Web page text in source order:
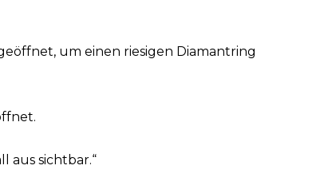
um einen riesigen Diamantring
aus sichtbar.“